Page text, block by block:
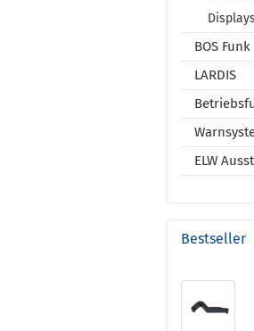
Displays
BOS Funk
LARDIS
ELW
Bestseller